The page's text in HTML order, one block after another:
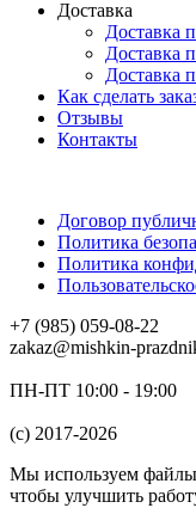
Доставка
Доставка
Доставка
Доставка
Как сделать
Отзывы
Контакты
Договор
Политика
Политика
+7 (985) 059-08-22
zakaz@mishkin-
ПН-ПТ 10:00 - 19:00
(c) 2017-2026
Мы используем
чтобы улучшить